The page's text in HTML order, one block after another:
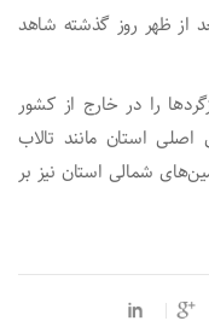
از ظهر روز گذشته شاهد
را در خارج از کشور
استان مانند تالاب
شمالی استان نیز بر